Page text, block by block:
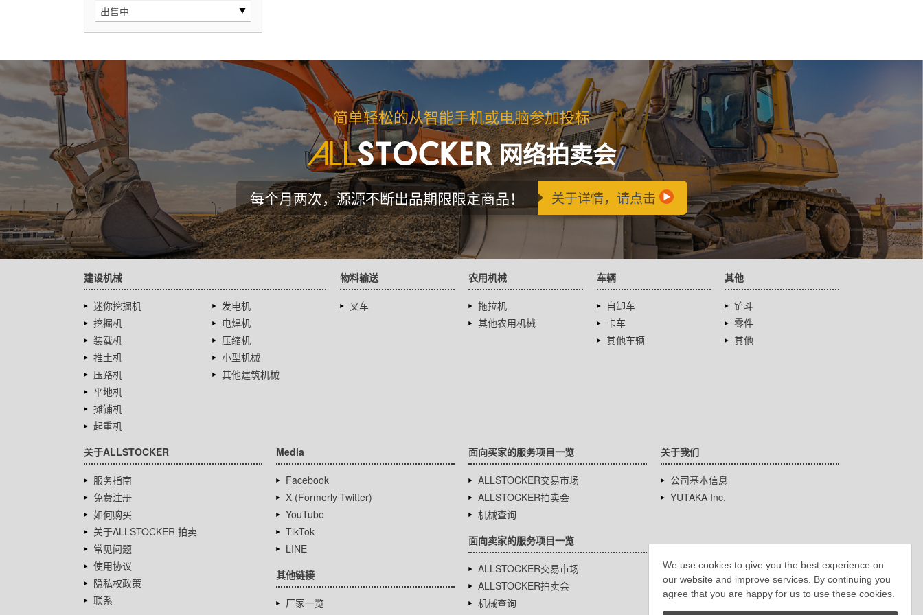
We use cookies to give you the best experience on
our website and improve services. By continuing you
agree that you are happy for us to use these cookies.
简单轻松的从智能手机或电脑参加投标
网络拍卖会
每个月两次，源源不断出品期限限定商品！ 关于详情，请点击
建设机械
迷你挖掘机
挖掘机
装载机
推土机
压路机
平地机
摊铺机
起重机
发电机
电焊机
压缩机
小型机械
其他建筑机械
物料输送
叉车
农用机械
拖拉机
其他农用机械
车辆
自卸车
卡车
其他车辆
其他
铲斗
零件
其他
关于ALLSTOCKER
服务指南
免费注册
如何购买
关于ALLSTOCKER 拍卖
常见问题
使用协议
隐私权政策
联系
Media
Facebook
X (Formerly Twitter)
YouTube
TikTok
LINE
其他链接
厂家一览
面向买家的服务项目一览
ALLSTOCKER交易市场
ALLSTOCKER拍卖会
机械查询
面向卖家的服务项目一览
ALLSTOCKER交易市场
ALLSTOCKER拍卖会
机械查询
关于我们
公司基本信息
YUTAKA Inc.